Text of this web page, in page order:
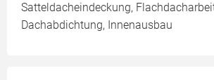
Satteldacheindeckung,
Dachabdichtung, Innenausbau